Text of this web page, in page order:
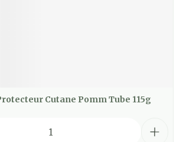
Cutane Pomm Tube 115g